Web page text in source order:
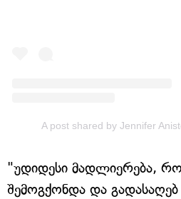
A post shared by Jennifer
"უდიდესი მადლიერება,
შემოგქონდა და